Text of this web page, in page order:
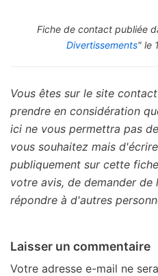
Fiche de contact publiée
Divertissements" le
Vous êtes sur le site
prendre en considération
ici ne vous permettra pas
vous souhaitez mais
publiquement sur cette
votre avis, de demander de
répondre à d'autres
Laisser un commentaire
Votre adresse e-mail ne